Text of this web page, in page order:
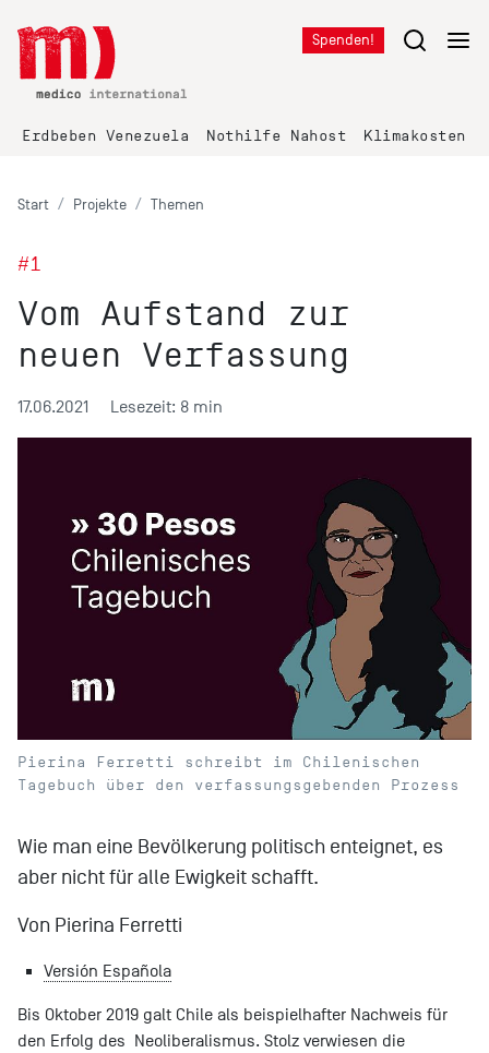
Spenden!
Erdbeben Venezuela Nothilfe Nahost Klimakosten
Start Projekte Themen
#1
Vom Aufstand zur
neuen Verfassung
17.06.2021 Lesezeit: 8 min
Pierina Ferretti schreibt im Chilenischen
Tagebuch über den verfassungsgebenden Prozess
Wie man eine Bevölkerung politisch enteignet, es
aber nicht für alle Ewigkeit schafft.
Von Pierina Ferretti
Versión Española
Bis Oktober 2019 galt Chile als beispielhafter Nachweis für
den Erfolg des Neoliberalismus. Stolz verwiesen die